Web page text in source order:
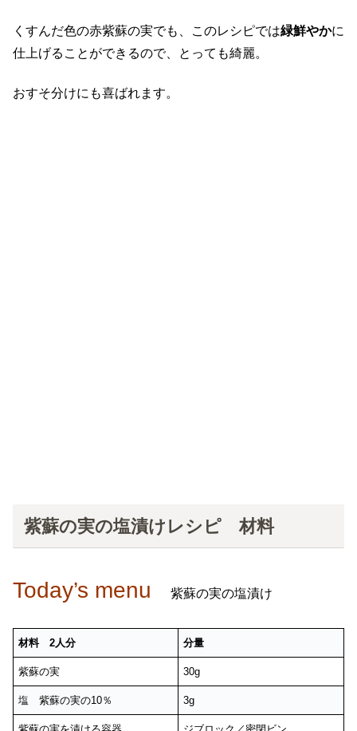
くすんだ色の赤紫蘇の実でも、このレシピでは緑鮮やかに
仕上げることができるので、とっても綺麗。
おすそ分けにも喜ばれます。
紫蘇の実の塩漬けレシピ 材料
Today’s menu 紫蘇の実の塩漬け
材料 2人分 分量
紫蘇の実 30g
塩 紫蘇の実の10％ 3g